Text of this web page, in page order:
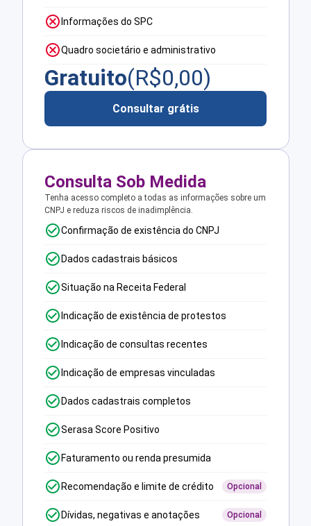
Informações do SPC
Quadro societário e administrativo
Gratuito(R$0,00)
Consultar grátis
Consulta Sob Medida
Tenha acesso completo a todas as informações sobre um
CNPJ e reduza riscos de inadimplência.
Confirmação de existência do CNPJ
Dados cadastrais básicos
Situação na Receita Federal
Indicação de existência de protestos
Indicação de consultas recentes
Indicação de empresas vinculadas
Dados cadastrais completos
Serasa Score Positivo
Faturamento ou renda presumida
Recomendação e limite de crédito Opcional
Dívidas, negativas e anotações Opcional